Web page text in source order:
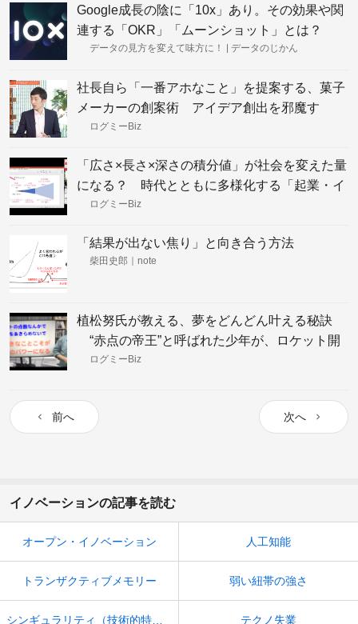
Google成長の陰に「10x」あり。その効果や関
連する「OKR」「ムーンショット」とは？
データの見方を変えて味方に！ | データのじかん
社長自ら「一番アホなこと」を提案する、菓子
メーカーの創案術 アイデア創出を邪魔す
る、“上司への発言”のハードルの超え方
ログミーBiz
「広さ×長さ×深さの積分値」が社会を変えた量
になる？ 時代とともに多様化する「起業・イ
ノベーションのあり方」
ログミーBiz
「結果が出ない焦り」と向き合う方法
柴田史郎｜note
植松努氏が教える、夢をどんどん叶える秘訣
“赤点の帝王”と呼ばれた少年が、ロケット開
発者になれたワケ
ログミーBiz
前へ 次へ
イノベーションの記事を読む
オープン・イノベーション 人工知能
トランザクティブメモリー 弱い紐帯の強さ
テクノ失業